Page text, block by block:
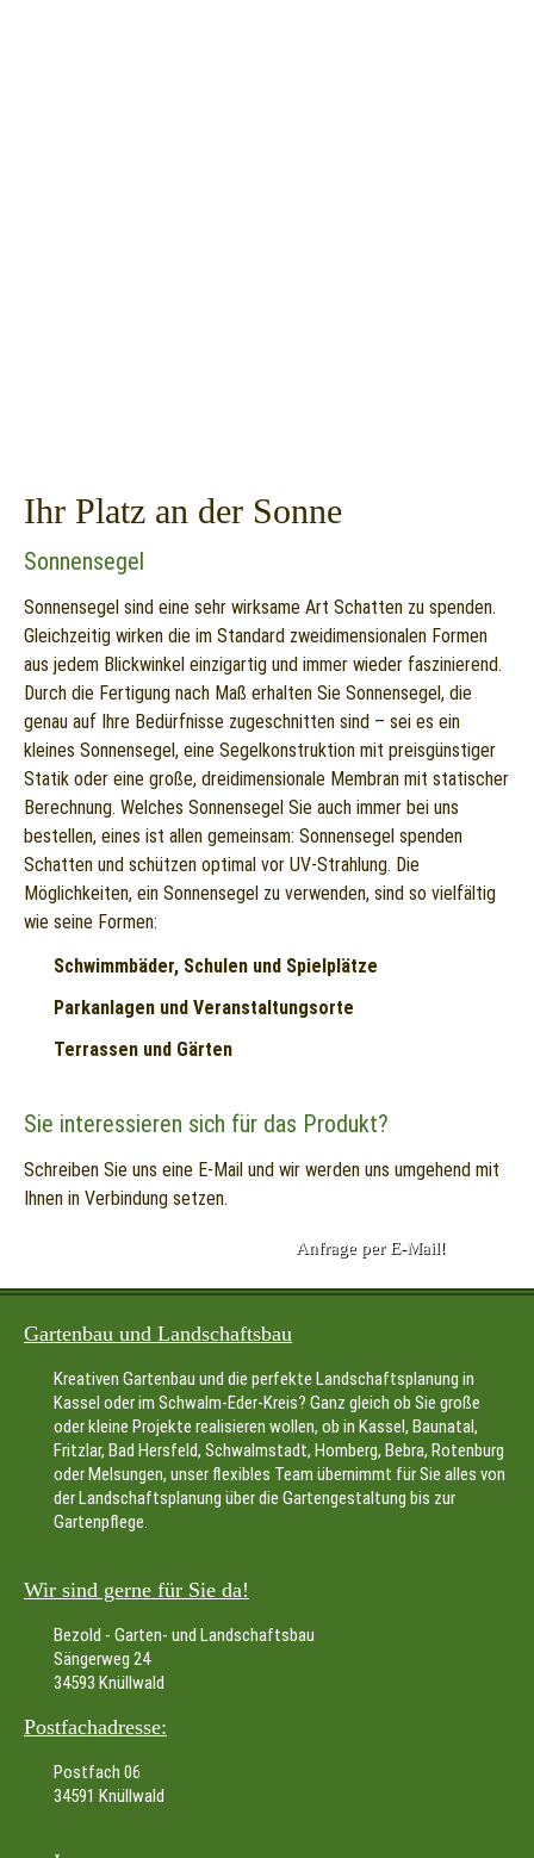
Ihr Platz an der Sonne
Sonnensegel
Sonnensegel sind eine sehr wirksame Art Schatten zu spenden.
Gleichzeitig wirken die im Standard zweidimensionalen Formen
aus jedem Blickwinkel einzigartig und immer wieder faszinierend.
Durch die Fertigung nach Maß erhalten Sie Sonnensegel, die
genau auf Ihre Bedürfnisse zugeschnitten sind – sei es ein
kleines Sonnensegel, eine Segelkonstruktion mit preisgünstiger
Statik oder eine große, dreidimensionale Membran mit statischer
Berechnung. Welches Sonnensegel Sie auch immer bei uns
bestellen, eines ist allen gemeinsam: Sonnensegel spenden
Schatten und schützen optimal vor UV-Strahlung. Die
Möglichkeiten, ein Sonnensegel zu verwenden, sind so vielfältig
wie seine Formen:
Schwimmbäder, Schulen und Spielplätze
Parkanlagen und Veranstaltungsorte
Terrassen und Gärten
Sie interessieren sich für das Produkt?
Schreiben Sie uns eine E-Mail und wir werden uns umgehend mit
Ihnen in Verbindung setzen.
Anfrage per E-Mail!
Gartenbau und Landschaftsbau
Kreativen Gartenbau und die perfekte Landschaftsplanung in
Kassel oder im Schwalm-Eder-Kreis? Ganz gleich ob Sie große
oder kleine Projekte realisieren wollen, ob in Kassel, Baunatal,
Fritzlar, Bad Hersfeld, Schwalmstadt, Homberg, Bebra, Rotenburg
oder Melsungen, unser flexibles Team übernimmt für Sie alles von
der Landschaftsplanung über die Gartengestaltung bis zur
Gartenpflege.
Wir sind gerne für Sie da!
Bezold - Garten- und Landschaftsbau
Sängerweg 24
34593 Knüllwald
Postfachadresse:
Postfach 06
34591 Knüllwald